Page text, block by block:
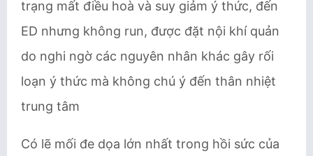
trạng mất điều hoà và suy giảm ý thức, đến
ED nhưng không run, được đặt nội khí quản
do nghi ngờ các nguyên nhân khác gây rối
loạn ý thức mà không chú ý đến thân nhiệt
trung tâm
Có lẽ mối đe dọa lớn nhất trong hồi sức của